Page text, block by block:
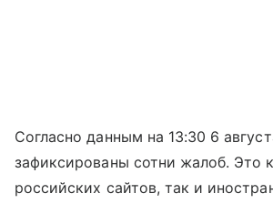
Согласно данным на 13:30 6
зафиксированы сотни жалоб. Это
российских сайтов, так и